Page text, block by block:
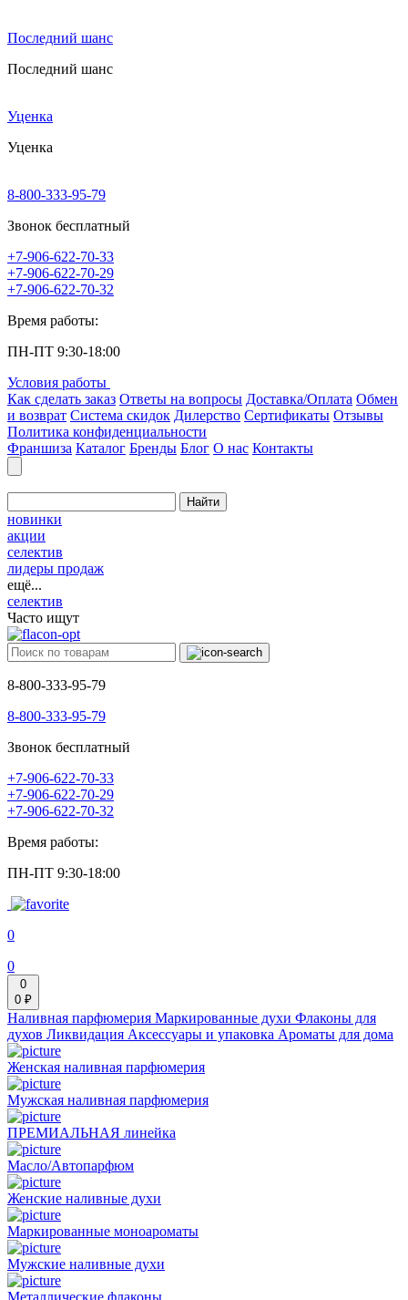
Последний шанс
Последний шанс
Уценка
Уценка
8-800-333-95-79
Звонок бесплатный
+7-906-622-70-33
+7-906-622-70-29
+7-906-622-70-32
Время работы:
ПН-ПТ 9:30-18:00
Условия работы
Как сделать заказ Ответы на вопросы Доставка/Оплата Обмен
и возврат Система скидок Дилерство Сертификаты Отзывы
Политика конфиденциальности
Франшиза Каталог Бренды Блог О нас Контакты
Найти
новинки
акции
селектив
лидеры продаж
ещё...
селектив
Часто ищут
8-800-333-95-79
8-800-333-95-79
Звонок бесплатный
+7-906-622-70-33
+7-906-622-70-29
+7-906-622-70-32
Время работы:
ПН-ПТ 9:30-18:00
0
0
0
0 ₽
Наливная парфюмерия Маркированные духи Флаконы для
духов Ликвидация Аксессуары и упаковка Ароматы для дома
Женская наливная парфюмерия
Мужская наливная парфюмерия
ПРЕМИАЛЬНАЯ линейка
Масло/Автопарфюм
Женские наливные духи
Маркированные моноароматы
Мужские наливные духи
Металлические флаконы